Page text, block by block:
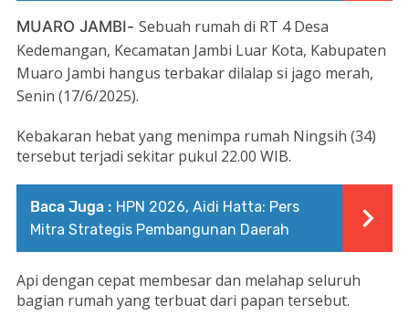
MUARO JAMBI- Sebuah rumah di RT 4 Desa
Kedemangan, Kecamatan Jambi Luar Kota, Kabupaten
Muaro Jambi hangus terbakar dilalap si jago merah,
Senin (17/6/2025).
Kebakaran hebat yang menimpa rumah Ningsih (34)
tersebut terjadi sekitar pukul 22.00 WIB.
Baca Juga : HPN 2026, Aidi Hatta: Pers
Mitra Strategis Pembangunan Daerah
Api dengan cepat membesar dan melahap seluruh
bagian rumah yang terbuat dari papan tersebut.